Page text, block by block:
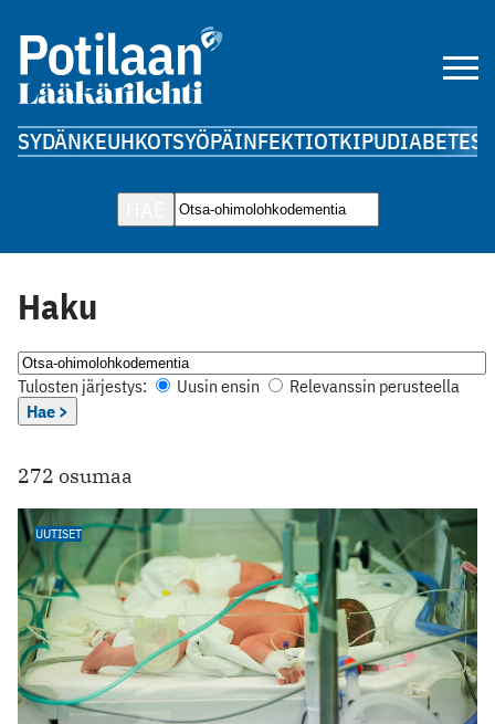
SYDÄNKEUHKOTSYÖPÄINFEKTIOTKIPUDIABETES
Haku
Tulosten järjestys: Uusin ensin
Relevanssin perusteella
Hae >
272 osumaa
UUTISET